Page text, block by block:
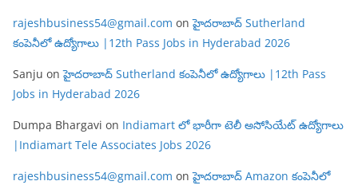
rajeshbusiness54@gmail.com onహైదరాబాద్ Sutherland
కంపెనీలో ఉద్యోగాలు |12th Pass Jobs in Hyderabad 2026
Sanju onహైదరాబాద్ Sutherland కంపెనీలో ఉద్యోగాలు |12th Pass
Jobs in Hyderabad 2026
Dumpa Bhargavi on Indiamart లో భారీగా టెలీ అసోసియేట్ ఉద్యోగాలు
|Indiamart Tele Associates Jobs 2026
rajeshbusiness54@gmail.com onహైదరాబాద్ Amazon కంపెనీలో